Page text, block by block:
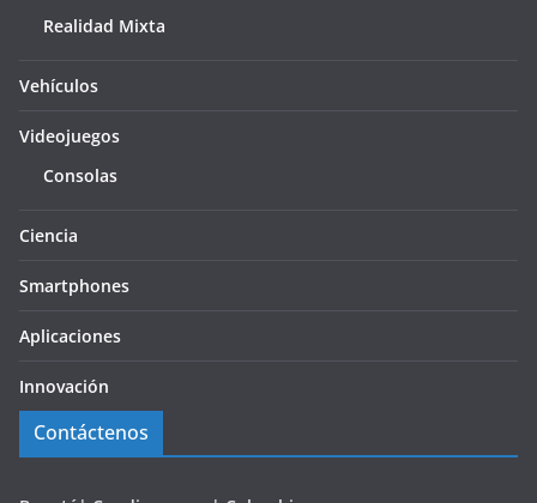
Realidad Mixta
Vehículos
Videojuegos
Consolas
Ciencia
Smartphones
Aplicaciones
Innovación
Contáctenos